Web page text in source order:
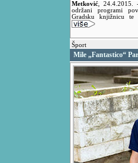
Metković 24.4.2015.
održani programi
Gradsku knjižnicu
Šport
Mile „Fantastico“